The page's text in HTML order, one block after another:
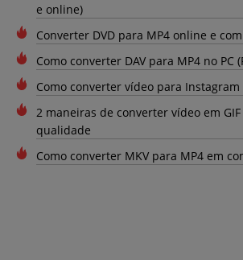
e online)
Converter DVD para MP4 online e
Como converter DAV para MP4 no PC
Como converter vídeo para Instagram
2 maneiras de converter vídeo em
qualidade
Como converter MKV para MP4 em